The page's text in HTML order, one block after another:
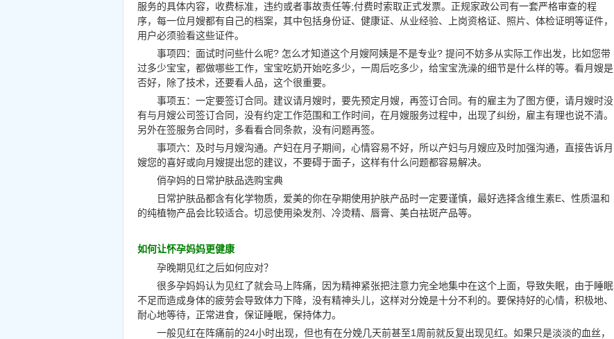
服务的具体内容，收费标准，违约或者事故责任等;付费时索取正式发票。正规家政公司有一套严格审查的程
序，每一位月嫂都有自己的档案，其中包括身份证、健康证、从业经验、上岗资格证、照片、体检证明等证件，
用户必须验看这些证件。
事项四：面试时问些什么呢? 怎么才知道这个月嫂阿姨是不是专业? 提问不妨多从实际工作出发，比如您带
过多少宝宝，都做哪些工作，宝宝吃奶开始吃多少，一周后吃多少，给宝宝洗澡的细节是什么样的等。看月嫂是
否好，除了技术，还要看人品，这个很重要。
事项五：一定要签订合同。建议请月嫂时，要先预定月嫂，再签订合同。有的雇主为了图方便，请月嫂时没
有与月嫂公司签订合同，没有约定工作范围和工作时间，在月嫂服务过程中，出现了纠纷，雇主有理也说不清。
另外在签服务合同时，多看看合同条款，没有问题再签。
事项六：及时与月嫂沟通。产妇在月子期间，心情容易不好，所以产妇与月嫂应及时加强沟通，直接告诉月
嫂您的喜好或向月嫂提出您的建议，不要碍于面子，这样有什么问题都容易解决。
俏孕妈的日常护肤品选购宝典
日常护肤品都含有化学物质，爱美的你在孕期使用护肤产品时一定要谨慎，最好选择含维生素E、性质温和
的纯植物产品会比较适合。切忌使用染发剂、冷烫精、唇膏、美白祛斑产品等。
如何让怀孕妈妈更健康
孕晚期见红之后如何应对？
很多孕妈妈认为见红了就会马上阵痛，因为精神紧张把注意力完全地集中在这个上面，导致失眠，由于睡眠
不足而造成身体的疲劳会导致体力下降，没有精神头儿，这样对分娩是十分不利的。要保持好的心情，积极地、
耐心地等待，正常进食，保证睡眠，保持体力。
一般见红在阵痛前的24小时出现，但也有在分娩几天前甚至1周前就反复出现见红。如果只是淡淡的血丝，